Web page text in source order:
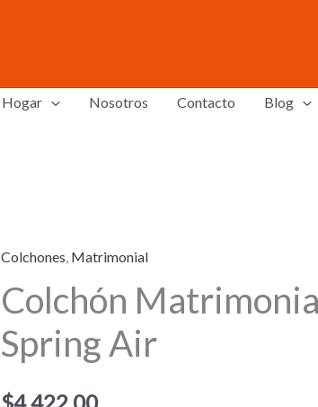
Hogar Nosotros Contacto Blog
Colchones, Matrimonial
Colchón
Spring Air